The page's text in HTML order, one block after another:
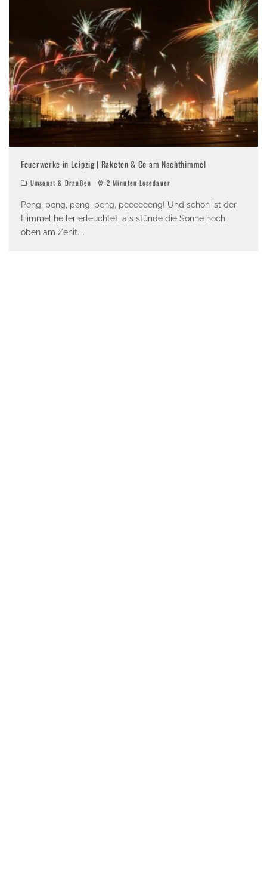
Feuerwerke in Leipzig | Raketen & Co am Nachthimmel
Umsonst & Draußen 2 Minuten Lesedauer
Peng, peng, peng, peng, peeeeeeng! Und schon ist der
Himmel heller erleuchtet, als stünde die Sonne hoch
oben am Zenit....